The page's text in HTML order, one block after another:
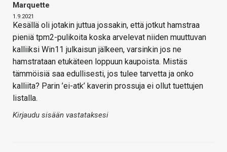
Marquette
1.9.2021
Kesällä oli jotakin juttua jossakin, että jotkut hamstraa
pieniä tpm2-pulikoita koska arvelevat niiden muuttuvan
kalliiksi Win11 julkaisun jälkeen, varsinkin jos ne
hamstrataan etukäteen loppuun kaupoista. Mistäs
tämmöisiä saa edullisesti, jos tulee tarvetta ja onko
kalliita? Parin ’ei-atk’ kaverin prossuja ei ollut tuettujen
listalla.
Kirjaudu sisään vastataksesi